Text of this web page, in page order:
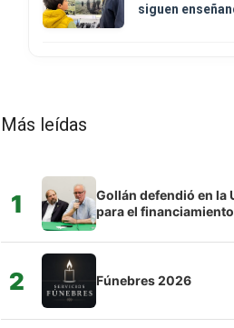
siguen
Más leídas
1
Gollán defendió en la
para el
2 Fúnebres 2026